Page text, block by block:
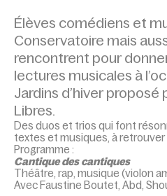
Élèves comédiens et
Conservatoire mais
rencontrent pour
lectures musicales à
Jardins d’hiver proposé
Libres.
Des duos et trios qui font
textes et musiques, à
Programme :
Cantique des cantiques
Théâtre, rap, musique (violon
Avec Faustine Boutet, Abd,